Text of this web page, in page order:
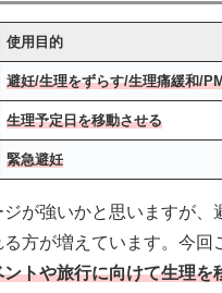
産婦人科の医師が診療
医師が診療記載なし
使用目的
避妊/生理をずらす/生理痛緩和/
生理予定日を移動させる
緊急避妊
が強いかと思いますが、
方が増えています。今回
トや旅行に向けて生理を